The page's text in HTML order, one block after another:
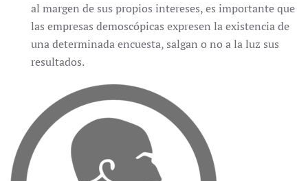
al margen de sus propios intereses, es importante que
las empresas demoscópicas expresen la existencia de
una determinada encuesta, salgan o no a la luz sus
resultados.